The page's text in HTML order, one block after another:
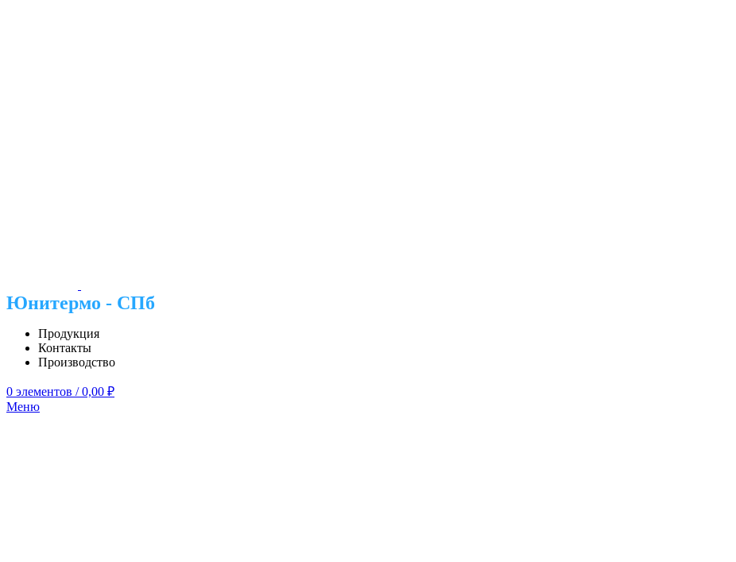
Юнитермо - СПб
Продукция
Контакты
Производство
0 элементов / 0,00 ₽
Меню